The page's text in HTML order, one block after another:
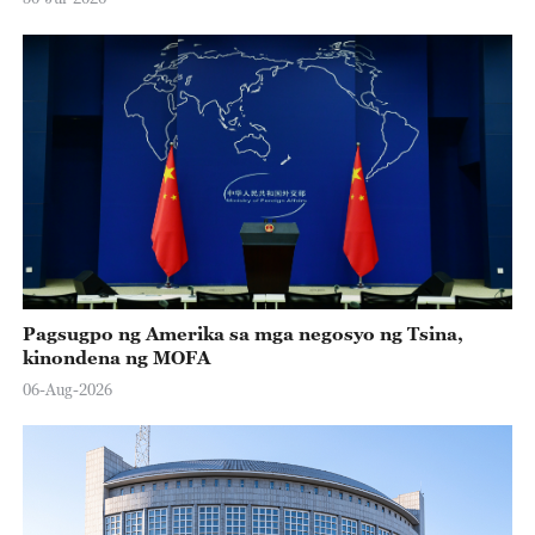
Pagsugpo ng Amerika sa mga negosyo ng Tsina,
kinondena ng MOFA
06-Aug-2026